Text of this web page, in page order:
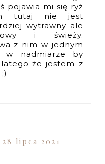
pojawia mi się ryż
tutaj nie jest
wytrawny ale
i świeży.
z nim w jednym
w nadmiarze by
że jestem z
28 lipca 2021